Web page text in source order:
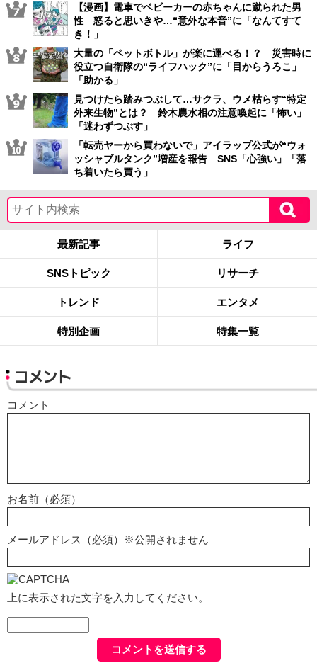
【漫画】電車でベビーカーの赤ちゃんに蹴られた男
性 怒ると思いきや…“意外な本音”に「なんてすて
き！」
大量の「ペットボトル」が楽に運べる！？ 災害時に
役立つ自衛隊の“ライフハック”に「目からうろこ」
「助かる」
見つけたら踏みつぶして…サクラ、ウメ枯らす“特定
外来生物”とは？ 鈴木農水相の注意喚起に「怖い」
「迷わずつぶす」
「転売ヤーから買わないで」アイラップ公式が“ウォ
ッシャブルタンク”増産を報告 SNS「心強い」「落
ち着いたら買う」
最新記事 ライフ
SNSトピック リサーチ
トレンド エンタメ
特別企画 特集一覧
コメント
コメント
お名前（必須）
メールアドレス（必須）※公開されません
上に表示された文字を入力してください。